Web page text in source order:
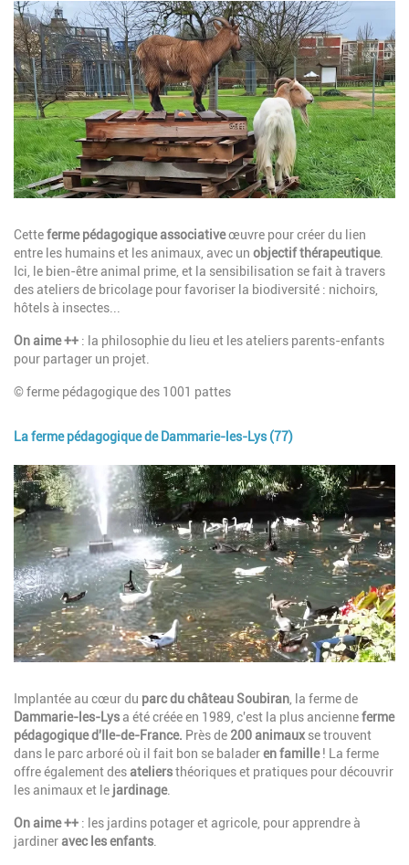
Image
Description
Cetteferme pédagogique associativeœuvre pour créer du lien
entre les humains et les animaux, avec un objectif thérapeutique.
Ici, le bien-être animal prime, et la sensibilisation se fait à travers
des ateliers de bricolage pour favoriser la biodiversité : nichoirs,
hôtels à insectes...
On aime ++ : la philosophie du lieu et les ateliers parents-enfants
pour partager un projet.
© ferme pédagogique des 1001 pattes
La ferme pédagogique de Dammarie-les-Lys (77)
Image
Description
Implantée au cœur du parc du château Soubiran , la ferme de
Dammarie-les-Lysa été créée en 1989, c'est la plus ancienneferme
pédagogique d'Ile-de-France. Près de 200 animaux se trouvent
dans le parc arboré où il fait bon se baladeren famille! La ferme
offre également desateliersthéoriques et pratiques pour découvrir
les animaux et le jardinage.
On aime ++ : les jardins potager et agricole, pour apprendre à
jardineravec les enfants